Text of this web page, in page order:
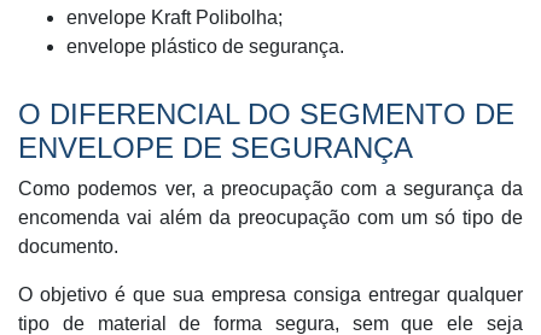
envelope Kraft Polibolha;
envelope plástico de segurança.
O DIFERENCIAL DO SEGMENTO DE
ENVELOPE DE SEGURANÇA
Como podemos ver, a preocupação com a segurança da
encomenda vai além da preocupação com um só tipo de
documento.
O objetivo é que sua empresa consiga entregar qualquer
tipo de material de forma segura, sem que ele seja